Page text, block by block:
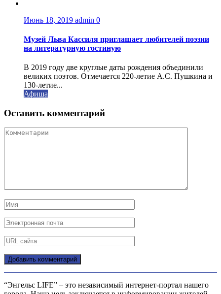
Июнь 18, 2019 admin 0
Музей Льва Кассиля приглашает любителей поэзии
на литературную гостиную
В 2019 году две круглые даты рождения объединили
великих поэтов. Отмечается 220-летие А.С. Пушкина и
130-летие...
Афиша
Оставить комментарий
“Энгельс LIFE” – это независимый интернет-портал нашего